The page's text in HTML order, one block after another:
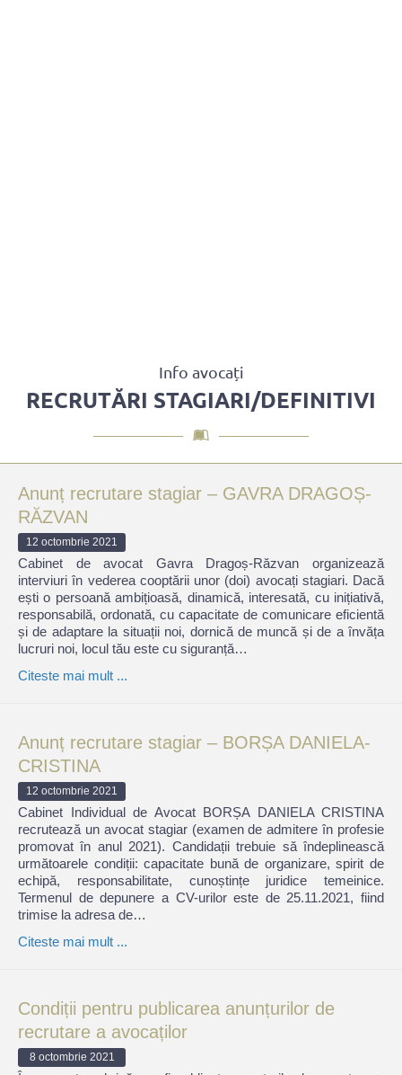
Info avocați
RECRUTĂRI STAGIARI/DEFINITIVI
Anunț recrutare stagiar – GAVRA DRAGOȘ-
RĂZVAN
12 octombrie 2021
Cabinet de avocat Gavra Dragoș-Răzvan organizează
interviuri în vederea cooptării unor (doi) avocați stagiari. Dacă
ești o persoană ambițioasă, dinamică, interesată, cu inițiativă,
responsabilă, ordonată, cu capacitate de comunicare eficientă
și de adaptare la situații noi, dornică de muncă și de a învăța
lucruri noi, locul tău este cu siguranță…
Citeste mai mult ...
Anunț recrutare stagiar – BORȘA DANIELA-
CRISTINA
12 octombrie 2021
Cabinet Individual de Avocat BORȘA DANIELA CRISTINA
recrutează un avocat stagiar (examen de admitere în profesie
promovat în anul 2021). Candidații trebuie să îndeplinească
următoarele condiții: capacitate bună de organizare, spirit de
echipă, responsabilitate, cunoștințe juridice temeinice.
Termenul de depunere a CV-urilor este de 25.11.2021, fiind
trimise la adresa de…
Citeste mai mult ...
Condiții pentru publicarea anunțurilor de
recrutare a avocaților
8 octombrie 2021